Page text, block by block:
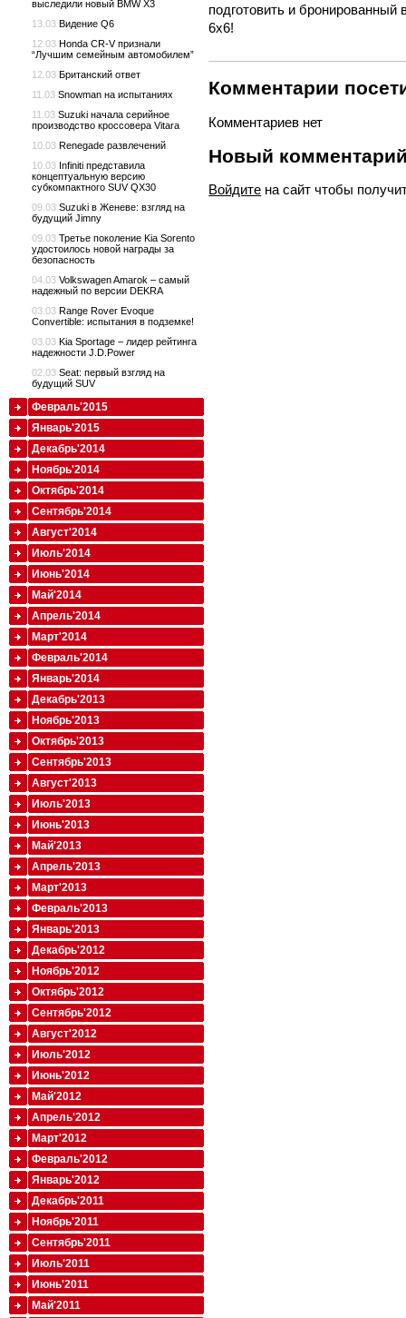
подготовить и бронированный
6x6!
Комментарии
Комментариев нет
Новый
Войдите на сайт чтобы
выследили новый BMW X3
13.03 Видение Q6
12.03 Honda CR-V признали
“Лучшим семейным автомобилем”
12.03 Британский ответ
11.03 Snowman на испытаниях
11.03 Suzuki начала серийное
производство кроссовера Vitara
10.03 Renegade развлечений
10.03 Infiniti представила
концептуальную версию
субкомпактного SUV QX30
09.03 Suzuki в Женеве: взгляд на
будущий Jimny
09.03 Третье поколение Kia Sorento
удостоилось новой награды за
безопасность
04.03 Volkswagen Amarok – самый
надежный по версии DEKRA
03.03 Range Rover Evoque
Convertible: испытания в подземке!
03.03 Kia Sportage – лидер рейтинга
надежности J.D.Power
02.03 Seat: первый взгляд на
будущий SUV
Февраль'2015
Январь'2015
Декабрь'2014
Ноябрь'2014
Октябрь'2014
Сентябрь'2014
Август'2014
Июль'2014
Июнь'2014
Май'2014
Апрель'2014
Март'2014
Февраль'2014
Январь'2014
Декабрь'2013
Ноябрь'2013
Октябрь'2013
Сентябрь'2013
Август'2013
Июль'2013
Июнь'2013
Май'2013
Апрель'2013
Март'2013
Февраль'2013
Январь'2013
Декабрь'2012
Ноябрь'2012
Октябрь'2012
Сентябрь'2012
Август'2012
Июль'2012
Июнь'2012
Май'2012
Апрель'2012
Март'2012
Февраль'2012
Январь'2012
Декабрь'2011
Ноябрь'2011
Сентябрь'2011
Июль'2011
Июнь'2011
Май'2011